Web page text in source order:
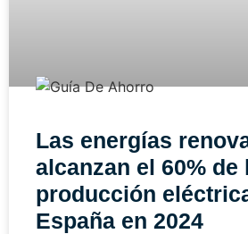
Las energías
alcanzan el 60% de
producción
España en 2024